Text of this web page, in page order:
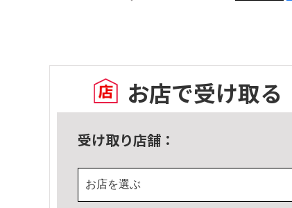
お店で受け取る
受け取り店舗：
お店を選ぶ